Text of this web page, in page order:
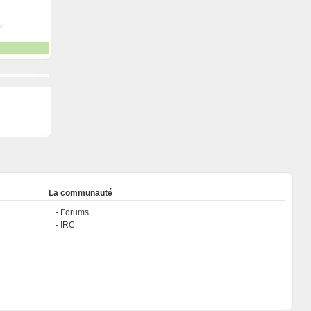
La communauté
Forums
IRC